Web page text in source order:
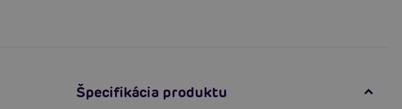
Špecifikácia produktu